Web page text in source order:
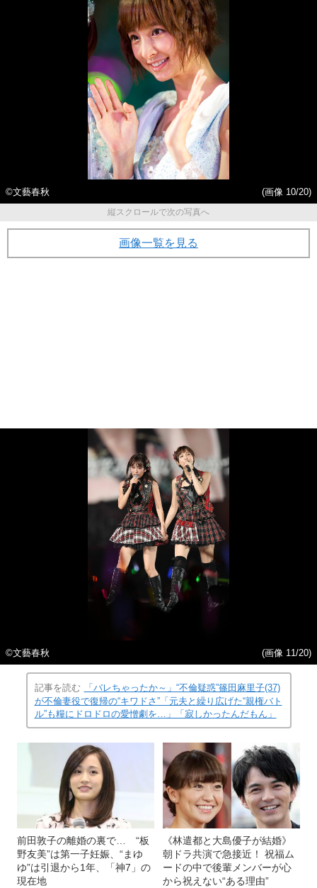
©文藝春秋
(画像 10/20)
縦スクロールで次の写真へ
画像一覧を見る
©文藝春秋 (画像 11/20)
記事を読む
「バレちゃったか～」“不倫疑惑”篠田麻里子(37)
が不倫妻役で復帰の“キワドさ”「元夫と繰り広げた“親権バト
ル”も糧にドロドロの愛憎劇を…」「寂しかったんだもん」
前田敦子の離婚の裏で… “板
野友美”は第一子妊娠、“まゆ
ゆ”は引退から1年、「神7」の
現在地
《林遣都と大島優子が結婚》
朝ドラ共演で急接近！ 祝福ム
ードの中で後輩メンバーが心
から祝えない“ある理由”